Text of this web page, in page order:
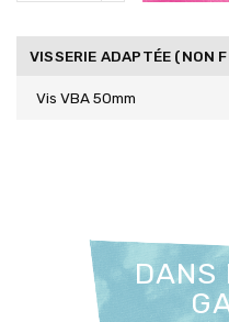
VISSERIE ADAPTÉE (NON
Vis VBA 50mm
DANS